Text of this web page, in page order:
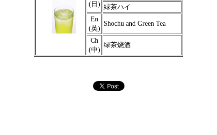
(日) 緑茶ハイ
En
(英)
Shochu and Green Tea
Ch
(中)
绿茶烧酒